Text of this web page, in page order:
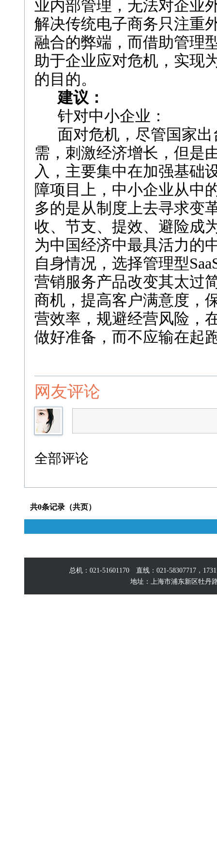
业内部管理，无法对企业
解决传统电子商务只注重
融合的弊端，而借助管理
助于企业应对危机，实现
的目的。
建议：
针对中小企业：
面对危机，尽管国家出
需，刺激经济增长，但是
入，主要集中在加强基础
障项目上，中小企业从中
多的是从制度上去寻求变
收、节支、提效、避险成
为中国经济中最具活力的
自身情况，选择管理型
营销服务产品改变其太过
商机，提高客户满意度，
营效率，规避经营风险，
做好准备，而不应输在起
网友评论
全部评论
共0条记录（共页）
总机：021-51601170 直线：021-58307717，
地址：上海市浦东新区牡丹